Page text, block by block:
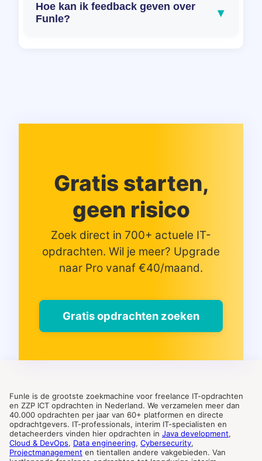
Hoe kan ik feedback geven over
Funle?
▾
Gratis starten,
geen risico
Zoek direct in 700+ actuele IT-
opdrachten. Wil je meer? Upgrade
naar Pro vanaf €40/maand.
Gratis opdrachten zoeken
Funle is de grootste zoekmachine voor freelance IT-opdrachten
en ZZP ICT opdrachten in Nederland. We verzamelen meer dan
40.000 opdrachten per jaar van 60+ platformen en directe
opdrachtgevers. IT-professionals, interim IT-specialisten en
detacheerders vinden hier opdrachten in Java development,
Cloud & DevOps, Data engineering, Cybersecurity,
Projectmanagement en tientallen andere vakgebieden. Van